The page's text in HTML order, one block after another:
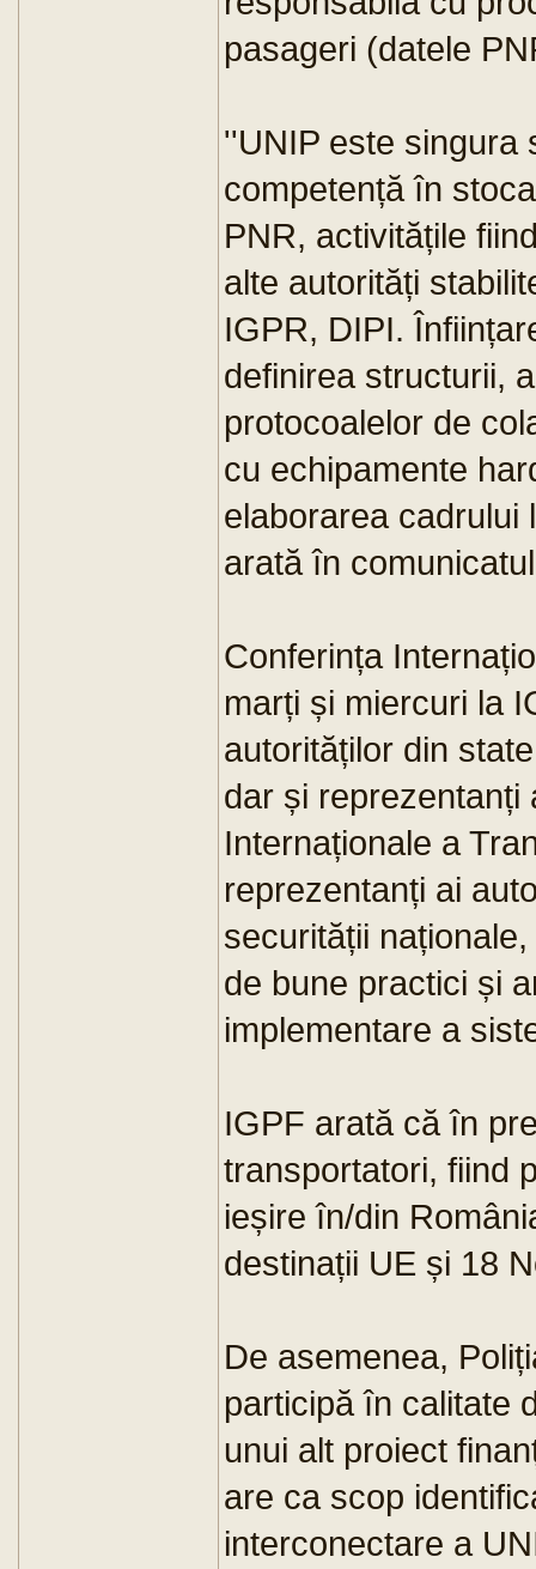
pasageri (datele
''UNIP este singura
competență în
PNR, activitățile
alte autorități
IGPR, DIPI.
definirea structurii,
protocoalelor de
cu echipamente
elaborarea cadrului
arată în
Conferința
marți și miercuri la
autorităților din
dar și reprezentanți
Internaționale a
reprezentanți ai
securității
de bune practici și
implementare a
IGPF arată că în
transportatori, fiind
ieșire în/din
destinații UE și 18
De asemenea,
participă în calitate
unui alt proiect
are ca scop
interconectare a